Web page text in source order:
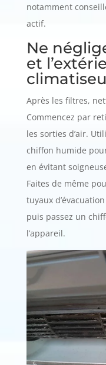
notamment
actif.
Ne
et
Après les filtres,
Commencez par
les sorties d’air.
chiffon humide
en évitant
Faites de même
tuyaux
puis passez un
l’appareil.